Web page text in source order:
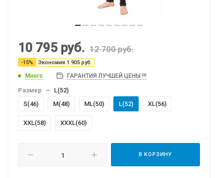
10 795 руб. 12 700руб.
-15% Экономия 1 905 руб.
Много ГАРАНТИЯ ЛУЧШЕЙ ЦЕНЫ !!!
Размер — L(52)
S(46)
M(48) МL(50) L(52) XL(56)
XXL(58) XXXL(60)
В КОРЗИНУ